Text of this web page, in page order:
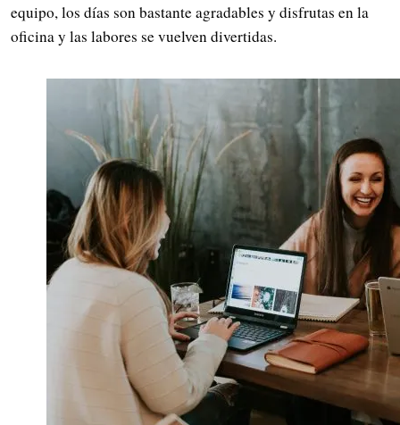
equipo, los días son bastante agradables y disfrutas en la
oficina y las labores se vuelven divertidas.